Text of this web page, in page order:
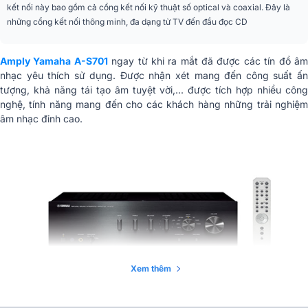
Trọng lượng 11.2 kg
Công năng sử dụng Xem phim, Nghe nhạc
kết nối này bao gồm cả cổng kết nối kỹ thuật số optical và coaxial. Đây là
những cổng kết nối thông minh, đa dạng từ TV đến đầu đọc CD
Amply Yamaha A-S701ngay từ khi ra mắt đã được các tín đồ âm
nhạc yêu thích sử dụng. Được nhận xét mang đến công suất ấn
tượng, khả năng tái tạo âm tuyệt vời,... được tích hợp nhiều công
nghệ, tính năng mang đến cho các khách hàng những trải nghiệm
âm nhạc đỉnh cao.
Xem thêm